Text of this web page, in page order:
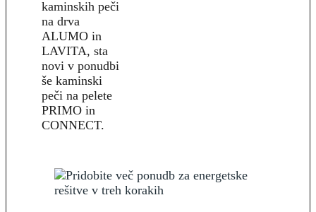
kaminskih peči
na drva
ALUMO in
LAVITA, sta
novi v ponudbi
še kaminski
peči na pelete
PRIMO in
CONNECT.